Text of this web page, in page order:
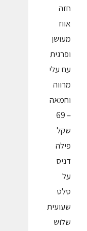
חזה
אווז
מעושן
ופרגית
עם עלי
מרווה
וחמאה
– 69
שקל
פילה
דניס
על
סלט
שעועית
שלוש